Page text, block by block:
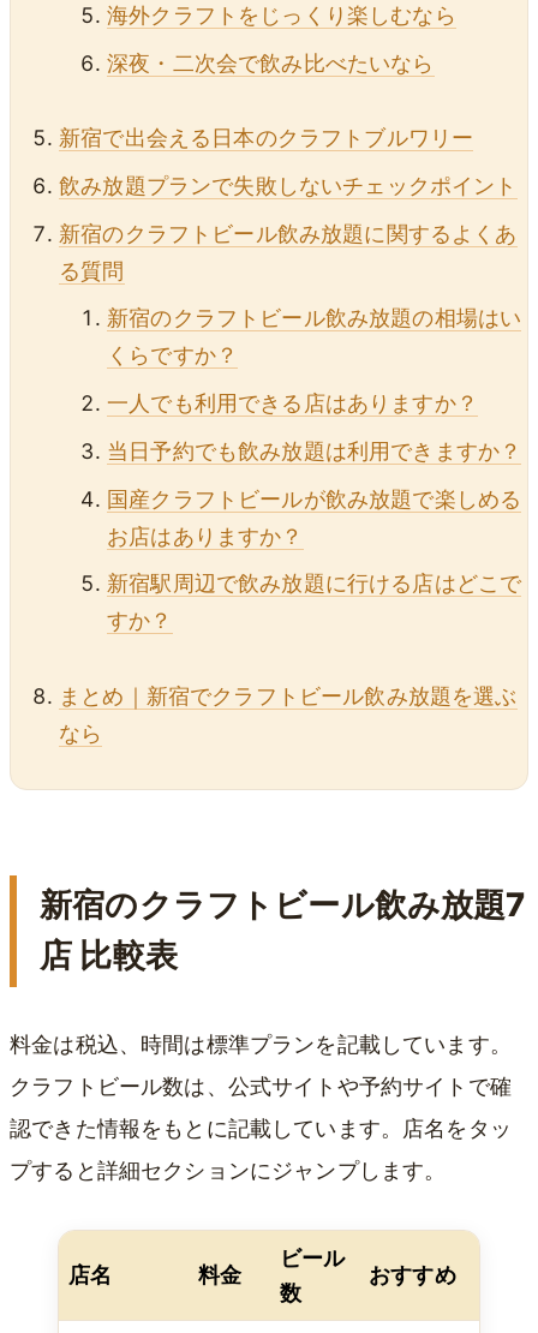
海外クラフトをじっくり楽しむなら
深夜・二次会で飲み比べたいなら
新宿で出会える日本のクラフトブルワリー
飲み放題プランで失敗しないチェックポイント
新宿のクラフトビール飲み放題に関するよくあ
る質問
新宿のクラフトビール飲み放題の相場はい
くらですか？
一人でも利用できる店はありますか？
当日予約でも飲み放題は利用できますか？
国産クラフトビールが飲み放題で楽しめる
お店はありますか？
新宿駅周辺で飲み放題に行ける店はどこで
すか？
まとめ｜新宿でクラフトビール飲み放題を選ぶ
なら
新宿のクラフトビール飲み放題7
店 比較表
料金は税込、時間は標準プランを記載しています。
クラフトビール数は、公式サイトや予約サイトで確
認できた情報をもとに記載しています。店名をタッ
プすると詳細セクションにジャンプします。
店名 料金
ビール
数
おすすめ